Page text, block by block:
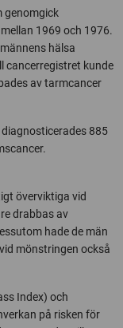
genomgick
1969 och 1976.
hälsa
cancerregistret kunde
av tarmcancer
885
överviktiga vid
drabbas av
hade de män
mönstringen också
Index) och
på risken för